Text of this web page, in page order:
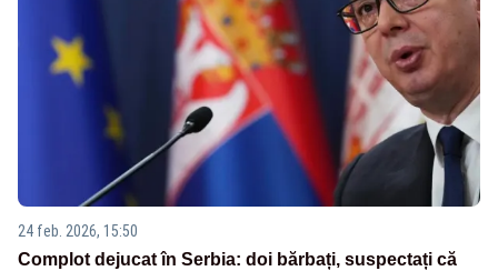
24 feb. 2026, 15:50
Complot dejucat în Serbia: doi bărbați, suspectați că